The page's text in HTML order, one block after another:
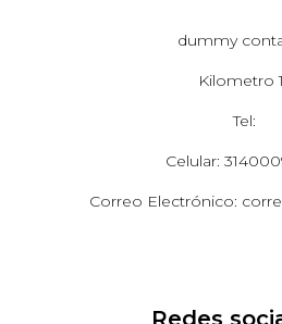
dummy
Kilometro
Tel:
Celular:
Correo Electrónico:
Redes